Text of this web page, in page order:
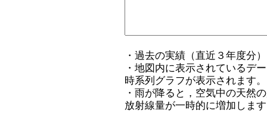
・過去の実績（直近３年度分
・地図内に表示されているデ
時系列グラフが表示されます。
・雨が降ると，空気中の天然
放射線量が一時的に増加しま